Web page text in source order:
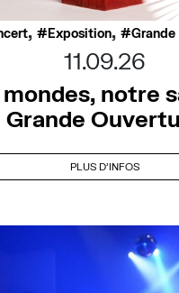
, Exposition,
11.09.26
mondes, notre
Grande
PLUS D'INFOS